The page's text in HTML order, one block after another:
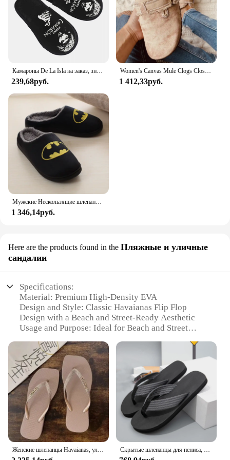
239,68руб.
Women's Canvas Mule Clogs Closed Toe Cork Footbed Slide Slippers Ladies Fashion Print Trimmed Fringe Birken Sandals
1 412,33руб.
1 346,14руб.
Here are the products found in the Пляжные и уличные
сандалии
Specifications:
Material: Premium High-Density EVA
Design and Style: Classic Havaianas Flip Flop
Design with a Beach and Street-Ready Aesthetic
Usage and Purpose: Ideal for Beach and Street
Performance and Property: Durable and Lightweight
with Excellent Slip Resistance
Shape and Size: True to Size Fit with Comfortable
Footbed
Applicable People: Men Seeking Comfort and Style
in their Footwear
Features:
**Unmatched Comfort and Style**
The Havaianas Men Flip Flops are a testament to the
brand's commitment to crafting footwear that is as